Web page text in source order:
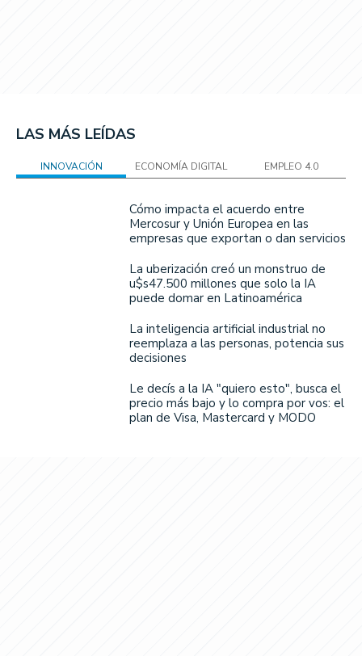
LAS MÁS LEÍDAS
INNOVACIÓN ECONOMÍA DIGITAL EMPLEO 4.0
Cómo impacta el acuerdo entre
Mercosur y Unión Europea en las
empresas que exportan o dan servicios
La uberización creó un monstruo de
u$s47.500 millones que solo la IA
puede domar en Latinoamérica
La inteligencia artificial industrial no
reemplaza a las personas, potencia sus
decisiones
Le decís a la IA "quiero esto", busca el
precio más bajo y lo compra por vos: el
plan de Visa, Mastercard y MODO